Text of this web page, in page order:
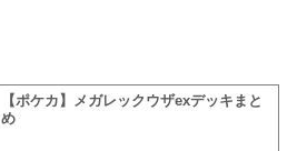
【ポケカ】メガレックウザexデッキまと
め